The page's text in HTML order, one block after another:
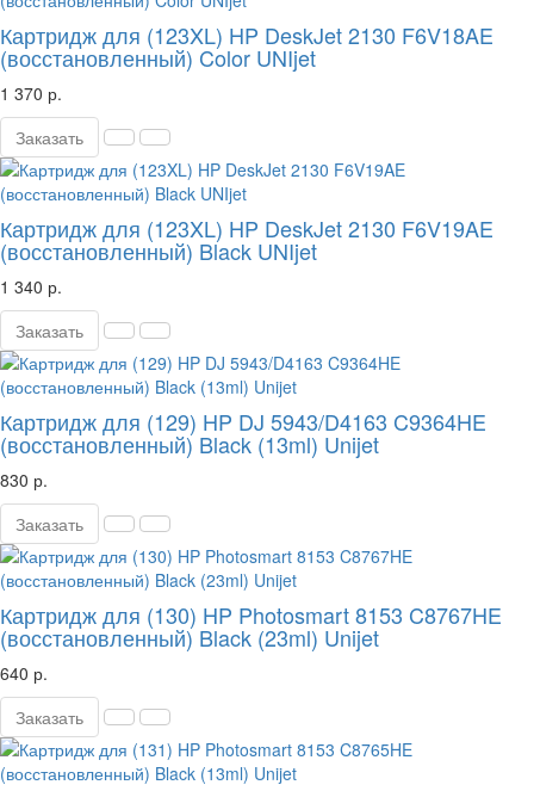
Картридж для (123XL) HP DeskJet 2130 F6V18AE
(восстановленный) Color UNIjet
1 370 р.
Заказать
Картридж для (123XL) HP DeskJet 2130 F6V19AE
(восстановленный) Black UNIjet
1 340 р.
Заказать
Картридж для (129) HP DJ 5943/D4163 C9364HE
(восстановленный) Black (13ml) Unijet
830 р.
Заказать
Картридж для (130) HP Photosmart 8153 C8767HE
(восстановленный) Black (23ml) Unijet
640 р.
Заказать